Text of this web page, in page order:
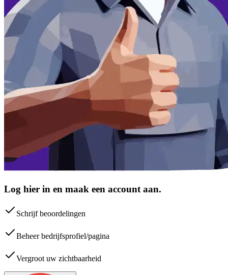
Log hier in en maak een account aan.
Schrijf beoordelingen
Beheer bedrijfsprofiel/pagina
Vergroot uw zichtbaarheid